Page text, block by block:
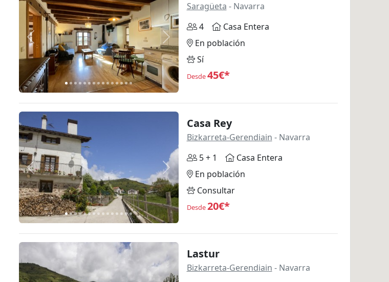
Anterior Siguiente
Saragüeta - Navarra
4
Casa Entera
En población
Sí
Desde45€*
Anterior Siguiente
Casa Rey
Bizkarreta-Gerendiain - Navarra
5 + 1
Casa Entera
En población
Consultar
Desde20€*
Lastur
Bizkarreta-Gerendiain - Navarra